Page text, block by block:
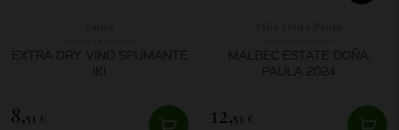
EXTRA DRY VINO SPUMANTE
IKI
8,51 €
MALBEC ESTATE DOÑA
PAULA 2024
12,51 €